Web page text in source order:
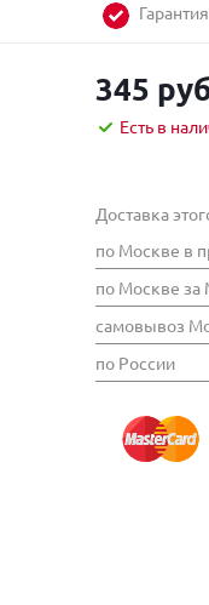
345
Есть в
Доставка
по Москве в
по Москве
самовывоз
по России